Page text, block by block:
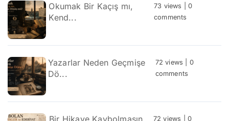
Okumak Bir Kaçış mı,
Kend...
73 views |0
comments
Yazarlar Neden Geçmişe
Dö...
72 views
0
comments
Bir Hikaye Kaybolmasın
72 views |0